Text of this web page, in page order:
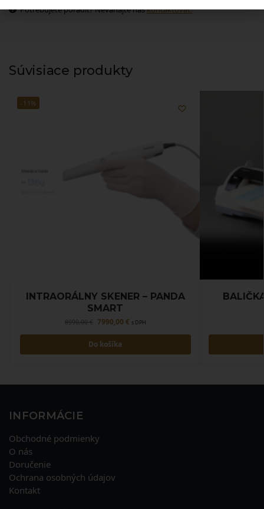
Potrebujete poradiť? Neváhajte náskontaktovať.
Súvisiace produkty
-11%
INTRAORÁLNY SKENER – PANDA
SMART
8990,00€ 7990,00 € s DPH
Do košíka
INFORMÁCIE
Obchodné podmienky
O nás
Doručenie
Ochrana osobných údajov
Kontakt